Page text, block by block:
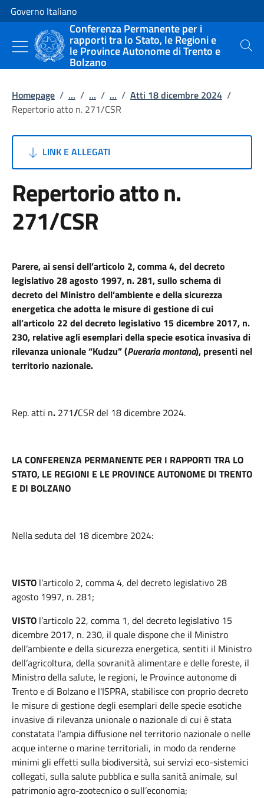
Vai al contenuto
Vai alla navigazione del sito
Governo Italiano
Conferenza Permanente per i
rapporti tra lo Stato, le Regioni e
le Province Autonome di Trento e
Bolzano
Cerca
Homepage / ... / ... / ... / Atti 18 dicembre 2024 /
Repertorio atto n. 271/CSR
LINK E ALLEGATI
Repertorio atto n.
271/CSR
Parere, ai sensi dell’articolo 2, comma 4, del decreto
legislativo 28 agosto 1997, n. 281, sullo schema di
decreto del Ministro dell’ambiente e della sicurezza
energetica che adotta le misure di gestione di cui
all’articolo 22 del decreto legislativo 15 dicembre 2017, n.
230, relative agli esemplari della specie esotica invasiva di
rilevanza unionale “Kudzu” (Pueraria montana), presenti nel
territorio nazionale.
Rep. atti n. 271/CSR del 18 dicembre 2024.
LA CONFERENZA PERMANENTE PER I RAPPORTI TRA LO
STATO, LE REGIONI E LE PROVINCE AUTONOME DI TRENTO
E DI BOLZANO
Nella seduta del 18 dicembre 2024:
VISTO l’articolo 2, comma 4, del decreto legislativo 28
agosto 1997, n. 281;
VISTO l’articolo 22, comma 1, del decreto legislativo 15
dicembre 2017, n. 230, il quale dispone che il Ministro
dell’ambiente e della sicurezza energetica, sentiti il Ministro
dell’agricoltura, della sovranità alimentare e delle foreste, il
Ministro della salute, le regioni, le Province autonome di
Trento e di Bolzano e l'ISPRA, stabilisce con proprio decreto
le misure di gestione degli esemplari delle specie esotiche
invasive di rilevanza unionale o nazionale di cui è stata
constatata l’ampia diffusione nel territorio nazionale o nelle
acque interne o marine territoriali, in modo da renderne
minimi gli effetti sulla biodiversità, sui servizi eco-sistemici
collegati, sulla salute pubblica e sulla sanità animale, sul
patrimonio agro-zootecnico o sull’economia;